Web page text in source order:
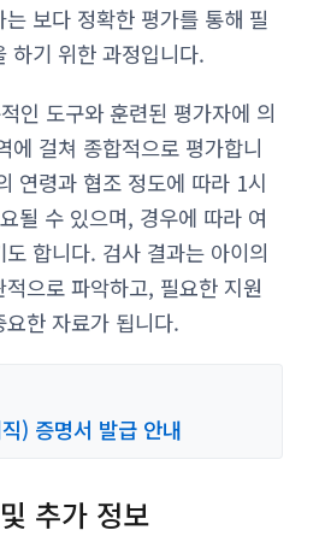
보다 정확한 평가를 통해 필
하기 위한 과정입니다.
인 도구와 훈련된 평가자에 의
에 걸쳐 종합적으로 평가합니
연령과 협조 정도에 따라 1시
될 수 있으며, 경우에 따라 여
합니다. 검사 결과는 아이의
으로 파악하고, 필요한 지원
한 자료가 됩니다.
) 증명서 발급 안내
추가 정보